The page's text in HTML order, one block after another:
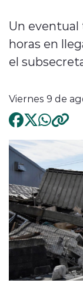
Un
horas en
el
Viernes 9 de